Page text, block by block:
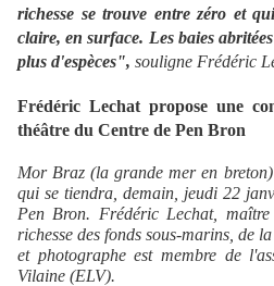
richesse se trouve entre zéro et
claire, en surface. Les baies
plus d'espèces", souligne Frédéric
Frédéric Lechat propose une
théâtre du Centre de Pen Bron
Mor Braz (la grande mer en
qui se tiendra, demain, jeudi 22
Pen Bron. Frédéric Lechat,
richesse des fonds sous-marins, de
et photographe est membre de
Vilaine (ELV).